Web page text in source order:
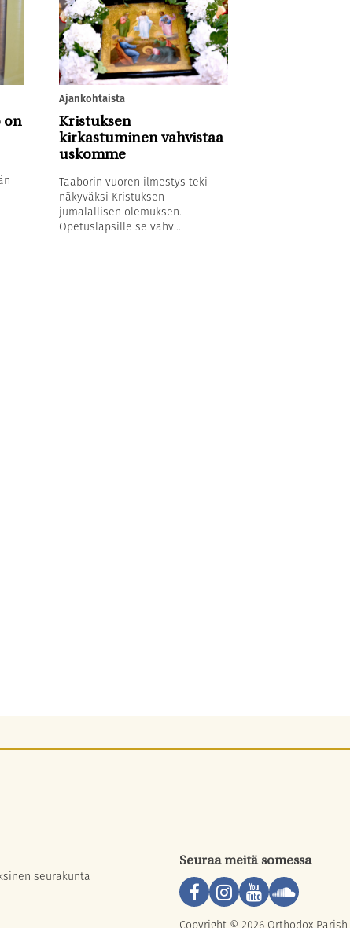
on
Ajankohtaista
Kristuksen
kirkastuminen vahvistaa
uskomme
Taaborin vuoren ilmestys teki
näkyväksi Kristuksen
jumalallisen olemuksen.
Opetuslapsille se vahv...
seurakunta
Seuraa meitä somessa